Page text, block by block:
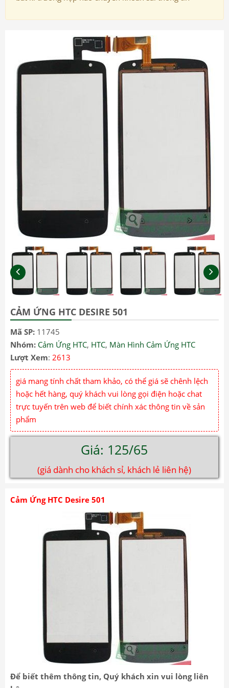
CẢM ỨNG HTC DESIRE 501
Mã SP: 11745
Nhóm: Cảm Ứng HTC, HTC, Màn Hình Cảm Ứng HTC
Lượt Xem: 2613
giá mang tính chất tham khảo, có thể giá sẽ chênh lệch
hoặc hết hàng, quý khách vui lòng gọi điện hoặc chat
trực tuyến trên web để biết chính xác thông tin về sản
phẩm
Giá: 125/65
(giá dành cho khách sỉ, khách lẻ liên hệ)
Cảm Ứng HTC Desire 501
Để biết thêm thông tin, Quý khách xin vui lòng liên